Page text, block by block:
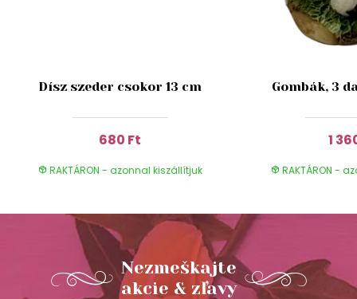
Dísz szeder csokor 13 cm
680 Ft
RAKTÁRON - azonnal kiszállítjuk
Gombák, 3
1
RAKTÁRON -
Nezmeškajte
akcie & zľavy